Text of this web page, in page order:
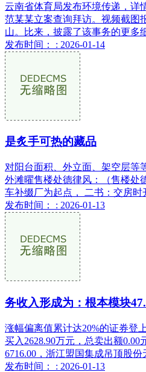
云南省体育局发布环境传递，详
范某某立案查询拜访。视频截图
山。比来，披露了该事务的更多
发布时间： : 2026-01-14
是炙手可热的藏品
对阳台面积、外立面、架空层等
外滩曜售楼处德律风：（售楼处
车补缀厂为起点， 二书：交房时
发布时间： : 2026-01-13
务收入形成为：根本模块
涨幅偏离值累计达20%的证券登
买入2628.90万元，总卖出额0.00
6716.00，浙江盟国集成吊顶股份
发布时间： : 2026-01-13